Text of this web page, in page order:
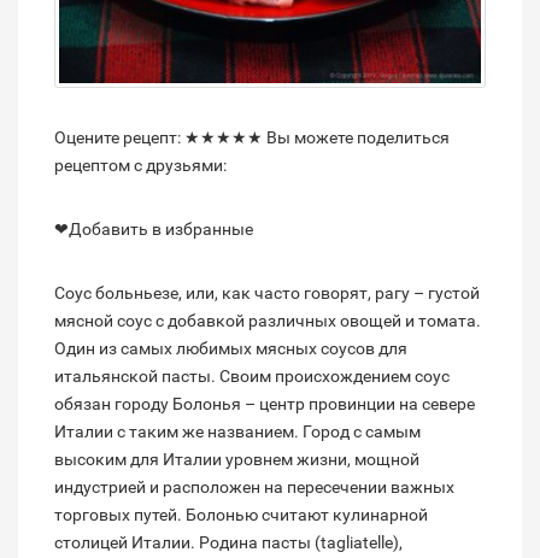
Оцените рецепт: ★★★★★ Вы можете поделиться
рецептом с друзьями:
❤Добавить в избранные
Соус больньезе, или, как часто говорят, рагу – густой
мясной соус с добавкой различных овощей и томата.
Один из самых любимых мясных соусов для
итальянской пасты. Своим происхождением соус
обязан городу Болонья – центр провинции на севере
Италии с таким же названием. Город с самым
высоким для Италии уровнем жизни, мощной
индустрией и расположен на пересечении важных
торговых путей. Болонью считают кулинарной
столицей Италии. Родина пасты (tagliatelle),